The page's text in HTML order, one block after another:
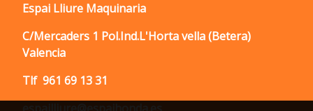
Espai Lliure Maquinaria
C/Mercaders 1 Pol.Ind.L'Horta vella (Betera)
Valencia
Tlf 961 69 13 31